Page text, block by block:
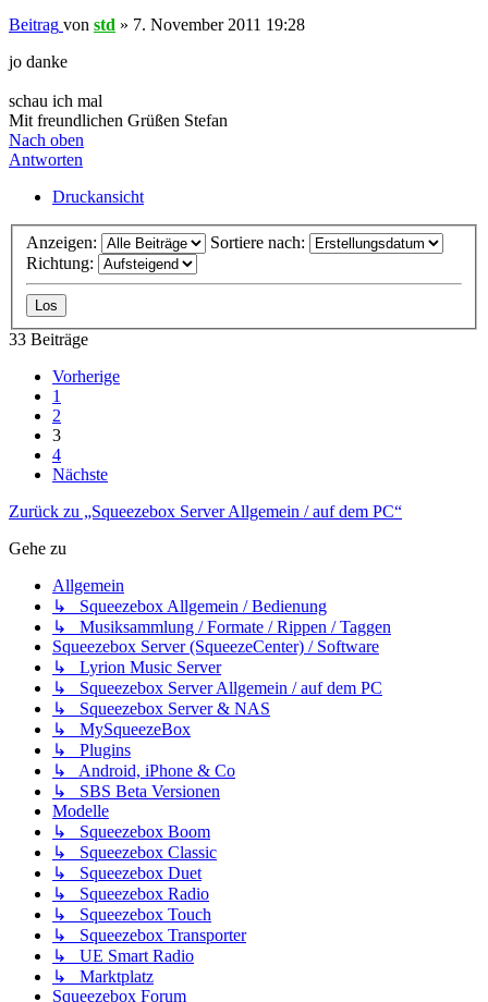
Beitrag von std » 7. November 2011 19:28
jo danke
schau ich mal
Mit freundlichen Grüßen Stefan
Nach oben
Antworten
Druckansicht
Anzeigen:
Sortiere nach:
Richtung:
33 Beiträge
Vorherige
1
2
3
4
Nächste
Zurück zu „Squeezebox Server Allgemein / auf dem PC“
Gehe zu
Allgemein
↳ Squeezebox Allgemein / Bedienung
↳ Musiksammlung / Formate / Rippen / Taggen
Squeezebox Server (SqueezeCenter) / Software
↳ Lyrion Music Server
↳ Squeezebox Server Allgemein / auf dem PC
↳ Squeezebox Server & NAS
↳ MySqueezeBox
↳ Plugins
↳ Android, iPhone & Co
↳ SBS Beta Versionen
Modelle
↳ Squeezebox Boom
↳ Squeezebox Classic
↳ Squeezebox Duet
↳ Squeezebox Radio
↳ Squeezebox Touch
↳ Squeezebox Transporter
↳ UE Smart Radio
↳ Marktplatz
Squeezebox Forum